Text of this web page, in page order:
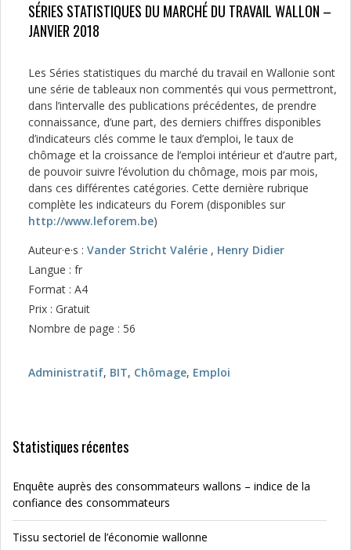
SÉRIES STATISTIQUES DU MARCHÉ DU TRAVAIL WALLON –
JANVIER 2018
Les Séries statistiques du marché du travail en Wallonie sont
une série de tableaux non commentés qui vous permettront,
dans l’intervalle des publications précédentes, de prendre
connaissance, d’une part, des derniers chiffres disponibles
d’indicateurs clés comme le taux d’emploi, le taux de
chômage et la croissance de l’emploi intérieur et d’autre part,
de pouvoir suivre l’évolution du chômage, mois par mois,
dans ces différentes catégories. Cette dernière rubrique
complète les indicateurs du Forem (disponibles sur
http://www.leforem.be)
Auteur·e·s : Vander Stricht Valérie , Henry Didier
Langue : fr
Format : A4
Prix : Gratuit
Nombre de page : 56
Administratif, BIT, Chômage, Emploi
Statistiques récentes
Enquête auprès des consommateurs wallons – indice de la
confiance des consommateurs
Tissu sectoriel de l’économie wallonne